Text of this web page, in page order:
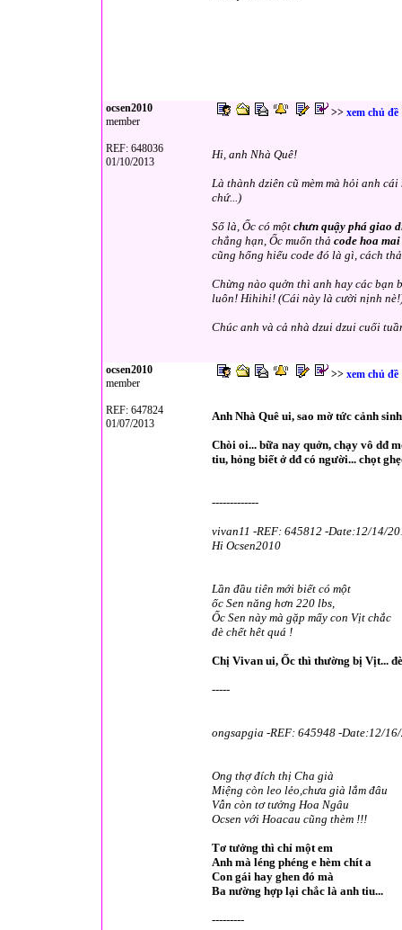
ocsen2010
member
REF: 648036
01/10/2013
>> xem chủ đề
Hi, anh Nhà Quê!
Là thành dziên cũ mèm mà hỏi anh
chứ...)
Số là, Ốc có một chưn quậy phá giao
chẳng hạn, Ốc muốn thả code hoa mai
cũng hổng hiểu code đó là gì, cách
Chừng nào quởn thì anh hay các bạn
luôn! Hihihi! (Cái này là cười nịnh
Chúc anh và cả nhà dzui dzui cuối
ocsen2010
member
REF: 647824
01/07/2013
>> xem chủ đề
Anh Nhà Quê ui, sao mờ tức cảnh
Chòi oi... bữa nay quởn, chạy vô dđ
tiu, hỏng biết ở dđ có người... chọt
-------------
vivan11 -REF: 645812 -Date:12/14/
Hi Ocsen2010
Lần đầu tiên mới biết có một
ốc Sen năng hơn 220 lbs,
Ốc Sen này mà gặp mấy con Vịt chắc
đè chết hêt quá !
Chị Vivan ui, Ốc thì thường bị Vịt...
-----
ongsapgia -REF: 645948 -Date:12/
Ong thợ đích thị Cha già
Miệng còn leo lẻo,chưa già lắm đâu
Vẫn còn tơ tưởng Hoa Ngâu
Ocsen với Hoacau cũng thèm !!!
Tơ tưởng thì chỉ một em
Anh mà léng phéng e hèm chít a
Con gái hay ghen đó mà
Ba nường hợp lại chắc là anh tiu...
---------